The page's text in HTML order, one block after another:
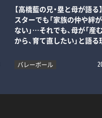
【高橋藍の兄・塁と母が語る
スターでも「家族の仲や絆
ない」…それでも、母が「産
から、育て直したい」と語る
バレーボール